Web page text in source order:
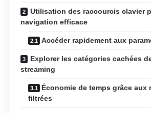
Utilisation des raccourcis clavier
navigation efficace
Accéder rapidement aux
Explorer les catégories cachées
streaming
Économie de temps grâce aux
filtrées